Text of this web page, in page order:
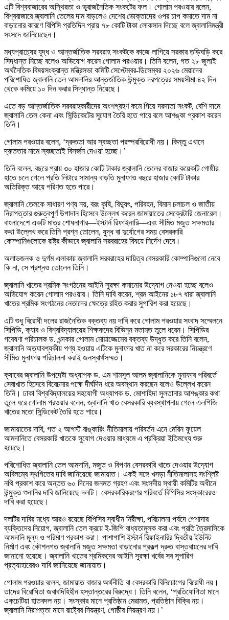
এটি বিশ্ববাজারের অস্থিরতা ও ভূরাজনৈতিক সংকটের ফল। গোলাম পরওয়ার বলেন,
বিশ্ববাজারে জ্বালানি তেলের দাম বাড়লেও দেশের ভোক্তাদের ওপর চাপ কমাতে দাম না
বাড়ানোর কারণে বিপিসি প্রতিদিন প্রায় ৭৮ কোটি টাকা লোকসান দিচ্ছে বলে জ্বালানিমন্ত্রী
সংসদে জানিয়েছেন।
মধ্যপ্রাচ্যের যুদ্ধ ও আন্তর্জাতিক সরবরাহ সংকটকে কাজে লাগিয়ে সরকার তড়িঘড়ি করে
সিদ্ধান্ত নিচ্ছে বলেও অভিযোগ করেন গোলাম পরওয়ার। তিনি বলেন, গত ২৮ জুলাই
অর্থনৈতিক বিষয়সংক্রান্ত মন্ত্রিসভা কমিটি সেপ্টেম্বর-ডিসেম্বর ২০২৬ মেয়াদের
পরিশোধিত জ্বালানি তেল আমদানির আন্তর্জাতিক উন্মুক্ত দরপত্রের সময়সীমা ৪২ দিন
থেকে কমিয়ে ১০ দিন করার সিদ্ধান্ত নিয়েছে।
এতে বড় আন্তর্জাতিক সরবরাহকারীদের অংশগ্রহণ কমে গিয়ে দরদাতা সংকট, বেশি দামে
জ্বালানি তেল কেনা এবং সিন্ডিকেটের সুযোগ তৈরি হতে পারে বলে আশঙ্কা প্রকাশ করেন
তিনি।
গোলাম পরওয়ার বলেন, ‘দ্রুততা আর স্বচ্ছতা পরস্পরবিরোধী নয়। কিন্তু এখানে
দ্রুততার নামে স্বচ্ছতাই বিসর্জন দেওয়া হচ্ছে।’
তিনি বলেন, বছরে প্রায় ৩০ হাজার কোটি টাকার জ্বালানি তেলের বাজার কয়েকটি গোষ্ঠীর
হাতে চলে গেলে প্রতি লিটারে সামান্য বাড়তি মুনাফাও বছরে হাজার কোটি টাকার
অতিরিক্ত আয়ে পরিণত হতে পারে।
জ্বালানি তেলকে সাধারণ পণ্য নয়, বরং কৃষি, বিদ্যুৎ, পরিবহন, বিমান চলাচল ও জাতীয়
নিরাপত্তার গুরুত্বপূর্ণ উপাদান হিসেবে উল্লেখ করেন জামায়াতের সেক্রেটারি জেনারেল।
বাংলাদেশে একটি মাত্র শোধনাগার—ইস্টার্ন রিফাইনারি—এবং সীমিত মজুত সক্ষমতার
কথা উল্লেখ করে তিনি প্রশ্ন তোলেন, যুদ্ধ বা দুর্যোগের সময় বেসরকারি
কোম্পানিগুলোকে রাষ্ট্র কীভাবে জ্বালানি সরবরাহের বিষয়ে নির্দেশ দেবে।
অলাভজনক ও দুর্গম এলাকায় জ্বালানি সরবরাহের দায়িত্ব বেসরকারি কোম্পানিগুলো নেবে
কি না, সে প্রশ্নও তোলেন তিনি।
জ্বালানি খাতের শ্রমিক সংগঠনের আইনি সুরক্ষা কমানোর উদ্যোগ নেওয়া হচ্ছে বলেও
অভিযোগ করেন গোলাম পরওয়ার। তিনি দাবি করেন, শ্রম আইনের ১৮৭ ধারা জ্বালানি
খাতের শ্রমিক সংগঠনের নেতাদের ক্ষেত্রে রহিত করার সুপারিশ করা হয়েছে।
এটি শুধু বিরোধী দলের রাজনৈতিক বক্তব্য নয় দাবি করে গোলাম পরওয়ার সংবাদ সম্মেলনে
সিপিডি, ক্যাব ও বিশ্ববিদ্যালয়ের শিক্ষকদের বিভিন্ন মতামত তুলে ধরেন। সিপিডির
গবেষণা পরিচালক ড. খন্দকার গোলাম মোয়াজ্জেমের বক্তব্য উদ্ধৃত করে তিনি বলেন,
জ্বালানি অত্যাবশ্যকীয় পণ্য হওয়ায় এটিকে মুনাফার খাত না করে সরকারের নিয়ন্ত্রণে
সীমিত মুনাফায় পরিচালনা করাই জনস্বার্থসম্মত।
ক্যাবের জ্বালানি উপদেষ্টা অধ্যাপক ড. এম শামসুল আলম জ্বালানিকে মুনাফার পরিবর্তে
সেবাখাত হিসেবে বিবেচনার পক্ষে দীর্ঘদিন ধরে অবস্থান করছেন বলেও উল্লেখ করেন
তিনি। ঢাকা বিশ্ববিদ্যালয়ের সহযোগী অধ্যাপক ড. মোশাহিদা সুলতানার আশঙ্কার কথা
তুলে ধরে গোলাম পরওয়ার বলেন, জ্বালানি খাত বেসরকারি ব্যবস্থাপনায় গেলে এলপিজি
খাতের মতো সিন্ডিকেট তৈরি হতে পারে।
জামায়াতের দাবি, গত ২ আগস্ট বাঙ্কারিং নীতিমালায় পরিবর্তন এনে মেরিন ফুয়েল
আমদানিতে বেসরকারি খাতকে সুযোগ দেওয়ার মাধ্যমে এ প্রক্রিয়া ইতিমধ্যে শুরু
হয়েছে।
পরিশোধিত জ্বালানি তেল আমদানি, মজুত ও বিপণন বেসরকারি খাতে দেওয়ার উদ্যোগ
অবিলম্বে স্থগিতের দাবি জানিয়েছে জামায়াত। একই সঙ্গে খসড়া নীতিমালাসহ সংশ্লিষ্ট
নথি প্রকাশ করে অন্তত ৬০ দিনের জনমত গ্রহণ এবং সংসদীয় স্থায়ী কমিটির অধীনে
উন্মুক্ত শুনানির দাবি জানিয়েছে দলটি। বেসরকারিকরণের পরিবর্তে বিপিসির সংস্কারেরও
দাবি করা হয়েছে।
দলটির দাবির মধ্যে আরও রয়েছে বিপিসির স্বাধীন নিরীক্ষা, পরিচালনা পর্ষদে পেশাদার
ব্যক্তিদের নিয়োগ, জ্বালানি তেল ক্রয়ে ই-জিপি বাধ্যতামূলক করা এবং প্রতি ত্রৈমাসিকে
আমদানি মূল্য ও পরিমাণ প্রকাশ করা। পাশাপাশি ইস্টার্ন রিফাইনারির দ্বিতীয় ইউনিট
নির্মাণ এবং কৌশলগত জ্বালানি মজুত সক্ষমতা বাড়ানোর প্রকল্প দ্রুত বাস্তবায়নের দাবি
জানানো হয়েছে। জ্বালানি খাতের শ্রমিকদের আইনি সুরক্ষা খর্বের সব সুপারিশ
প্রত্যাহারেরও দাবি জানিয়েছে জামায়াত।
গোলাম পরওয়ার বলেন, জামায়াত বাজার অর্থনীতি বা বেসরকারি বিনিয়োগের বিরোধী নয়।
তাদের বিরোধিতা জবাবদিহিহীন হস্তান্তরের বিরুদ্ধে। তিনি বলেন, ‘প্রতিযোগিতা মানে
একচেটিয়া হাতবদল নয়। সংস্কার মানে প্রতিষ্ঠান মেরামত, প্রতিষ্ঠান বিক্রি নয়।
জ্বালানি নিরাপত্তা মানে রাষ্ট্রের নিয়ন্ত্রণ, গোষ্ঠীর নিয়ন্ত্রণ নয়।’